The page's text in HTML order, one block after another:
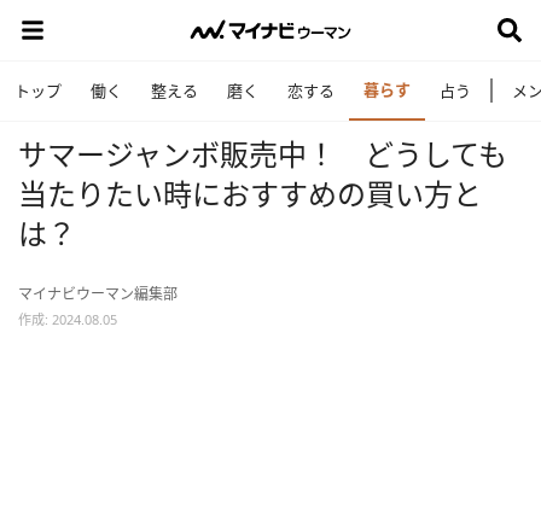
トップ 働く 整える 磨く 恋する 暮らす 占う メ
サマージャンボ販売中！ どうしても
当たりたい時におすすめの買い方と
は？
マイナビウーマン編集部
作成: 2024.08.05